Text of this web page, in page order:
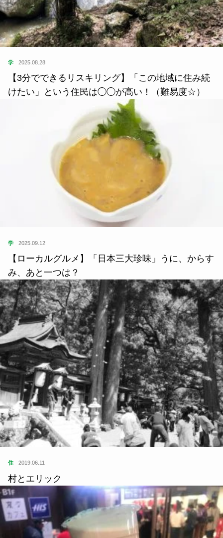
学 2025.08.28
【3分でできるリスキリング】「この地域に住み続
けたい」という住民は◯◯が高い！（難易度☆）
学 2025.09.12
【ローカルグルメ】「日本三大珍味」うに、からす
み、あと一つは？
住 2019.06.11
村とエリック